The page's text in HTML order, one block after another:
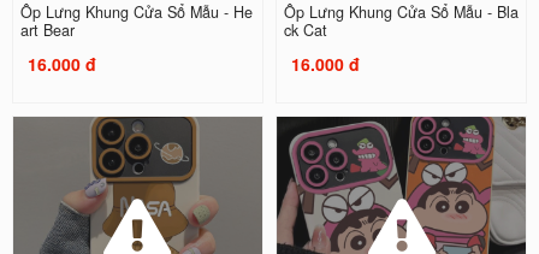
Ốp Lưng Khung Cửa Sổ Mẫu - He
art Bear
16.000 đ
Ốp Lưng Khung Cửa Sổ Mẫu - Bla
ck Cat
16.000 đ